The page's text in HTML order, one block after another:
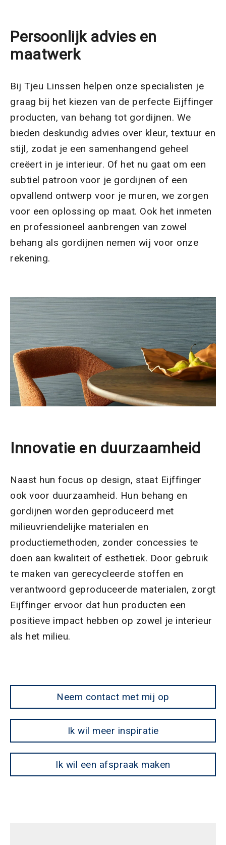
Persoonlijk advies en
maatwerk
Bij Tjeu Linssen helpen onze specialisten je
graag bij het kiezen van de perfecte Eijffinger
producten, van behang tot gordijnen. We
bieden deskundig advies over kleur, textuur en
stijl, zodat je een samenhangend geheel
creëert in je interieur. Of het nu gaat om een
subtiel patroon voor je gordijnen of een
opvallend ontwerp voor je muren, we zorgen
voor een oplossing op maat. Ook het inmeten
en professioneel aanbrengen van zowel
behang als gordijnen nemen wij voor onze
rekening.
Innovatie en duurzaamheid
Naast hun focus op design, staat Eijffinger
ook voor duurzaamheid. Hun behang en
gordijnen worden geproduceerd met
milieuvriendelijke materialen en
productiemethoden, zonder concessies te
doen aan kwaliteit of esthetiek. Door gebruik
te maken van gerecycleerde stoffen en
verantwoord geproduceerde materialen, zorgt
Eijffinger ervoor dat hun producten een
positieve impact hebben op zowel je interieur
als het milieu.
Neem contact met mij op
Ik wil meer inspiratie
Ik wil een afspraak maken